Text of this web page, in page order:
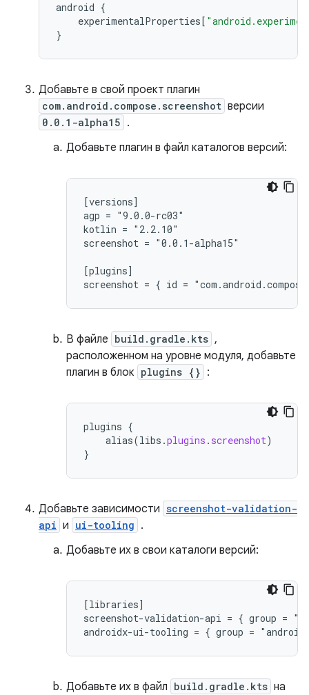
android {
experimentalProperties [
}
Добавьте в свой проект плагин
com.android.compose.screenshot версии
0.0.1-alpha15 .
Добавьте плагин в файл каталогов версий:
[versions]
agp = "9.0.0-rc03"
kotlin = "2.2.10"
screenshot = "0.0.1-alpha15"
[plugins]
В файле build.gradle.kts ,
расположенном на уровне модуля, добавьте
плагин в блок plugins {} :
plugins {
alias(libs .plugins . screenshot)
}
Добавьте зависимости screenshot-validation-
api и ui-tooling .
Добавьте их в свои каталоги версий:
[libraries]
screenshot-validation-api = { group =
Добавьте их в файл build.gradle.kts на